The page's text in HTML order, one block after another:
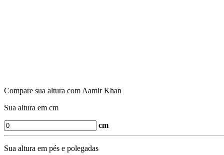
Compare sua altura com Aamir Khan
Sua altura em cm
cm
Sua altura em pés e polegadas